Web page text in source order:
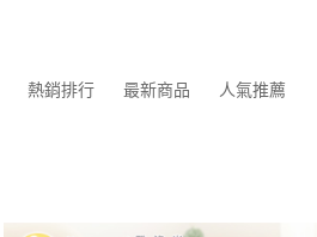
熱銷排行 最新商品 人氣推薦